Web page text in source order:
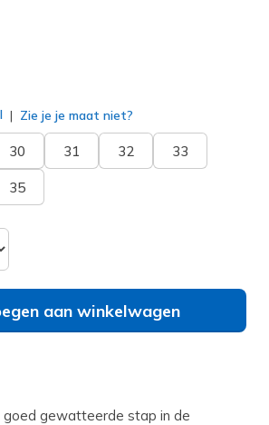
Zie je je maat niet?
30 31 32 33
35
aan winkelwagen
gewatteerde stap in de